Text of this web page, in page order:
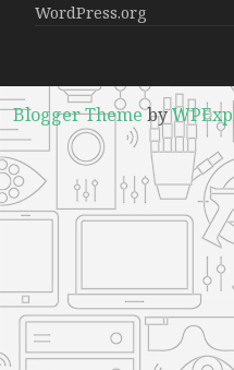
WordPress.org
Blogger Themeby